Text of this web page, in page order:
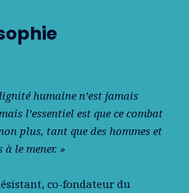
humaine n’est jamais
l’essentiel est que ce combat
plus, tant que des hommes et
le mener. »
co-fondateur du